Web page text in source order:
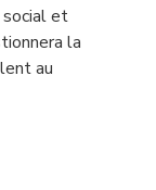
social et
la
au